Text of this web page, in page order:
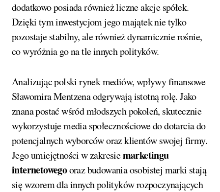
dodatkowo posiada również liczne akcje spółek.
Dzięki tym inwestycjom jego majątek nie tylko
pozostaje stabilny, ale również dynamicznie rośnie,
co wyróżnia go na tle innych polityków.
Analizując polski rynek mediów, wpływy finansowe
Sławomira Mentzena odgrywają istotną rolę. Jako
znana postać wśród młodszych pokoleń, skutecznie
wykorzystuje media społecznościowe do dotarcia do
potencjalnych wyborców oraz klientów swojej firmy.
Jego umiejętności w zakresiemarketingu
internetowegooraz budowania osobistej marki stają
się wzorem dla innych polityków rozpoczynających